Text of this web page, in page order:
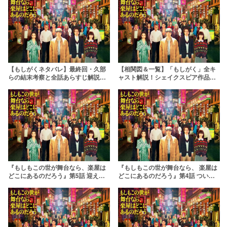
【もしがくネタバレ】最終回・久部
らの結末考察と全話あらすじ解説！
世が舞台なら、楽屋はどこにあるの
だろう』
【相関図＆一覧】「もしがく」全キ
ャスト解説！シェイクスピア作品モ
舞台なら、楽屋はどこにあるのだろ
う』
『もしもこの世が舞台なら、楽屋は
どこにあるのだろう』第5話 迎えた
三谷作品常連の大物登場で、盛り上
がる予感！「もしがく」
『もしもこの世が舞台なら、 楽屋は
どこにあるのだろう』第4話 ついに
雄の描く絵が素晴らしいと話題に
「もしがく」